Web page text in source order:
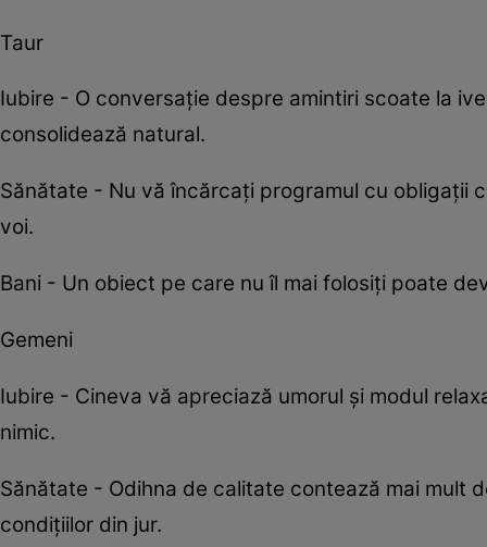
Taur
Iubire - O conversație despre amintiri scoate la
consolidează natural.
Sănătate - Nu vă încărcați programul cu obligații
voi.
Bani - Un obiect pe care nu îl mai folosiți poate
Gemeni
Iubire - Cineva vă apreciază umorul și modul
nimic.
Sănătate - Odihna de calitate contează mai mult
condițiilor din jur.